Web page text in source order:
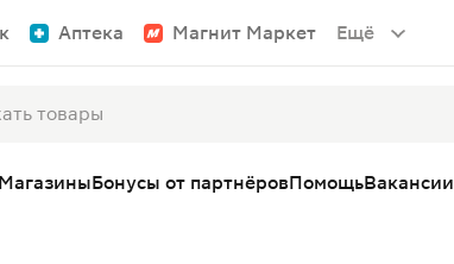
Аптека Магнит Маркет Ещё
МагазиныБонусы от партнёровПомощьВакансии